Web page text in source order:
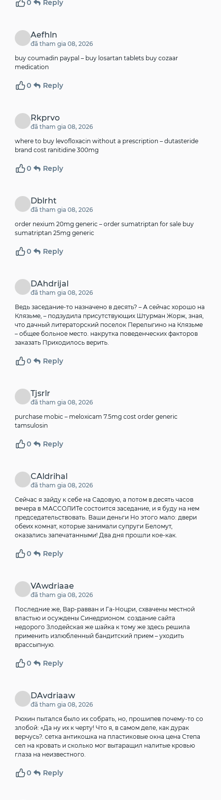
0 Reply
Aefhln
đã tham gia 08, 2026
buy coumadin paypal – buy losartan tablets buy cozaar
medication
0 Reply
Rkprvo
đã tham gia 08, 2026
where to buy levofloxacin without a prescription – dutasteride
brand cost ranitidine 300mg
0 Reply
Dblrht
đã tham gia 08, 2026
order nexium 20mg generic – order sumatriptan for sale buy
sumatriptan 25mg generic
0 Reply
DAhdrijal
đã tham gia 08, 2026
Ведь заседание-то назначено в десять? – А сейчас хорошо на
Клязьме, – подзудила присутствующих Штурман Жорж, зная,
что дачный литераторский поселок Перелыгино на Клязьме
– общее больное место. накрутка поведенческих факторов
заказать Приходилось верить.
0 Reply
Tjsrlr
đã tham gia 08, 2026
purchase mobic – meloxicam 7.5mg cost order generic
tamsulosin
0 Reply
CAldrihal
đã tham gia 08, 2026
Сейчас я зайду к себе на Садовую, а потом в десять часов
вечера в МАССОЛИТе состоится заседание, и я буду на нем
председательствовать. Ваши деньги Но этого мало: двери
обеих комнат, которые занимали супруги Беломут,
оказались запечатанными! Два дня прошли кое-как.
0 Reply
VAwdriaae
đã tham gia 08, 2026
Последние же, Вар-равван и Га-Ноцри, схвачены местной
властью и осуждены Синедрионом. создание сайта
недорого Злодейская же шайка к тому же здесь решила
применить излюбленный бандитский прием – уходить
врассыпную.
0 Reply
DAvdriaaw
đã tham gia 08, 2026
Рюхин пытался было их собрать, но, прошипев почему-то со
злобой: «Да ну их к черту! Что я, в самом деле, как дурак
верчусь?. сетка антикошка на пластиковые окна цена Степа
сел на кровать и сколько мог вытаращил налитые кровью
глаза на неизвестного.
0 Reply